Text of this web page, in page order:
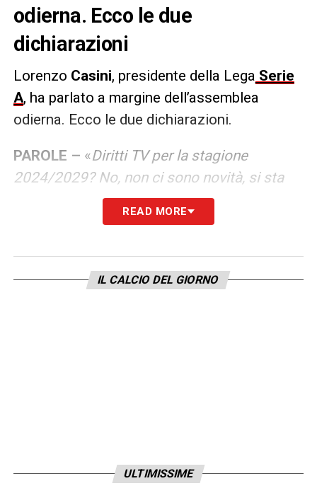
odierna. Ecco le due
dichiarazioni
Lorenzo Casini, presidente della Lega Serie
A, ha parlato a margine dell’assemblea
odierna. Ecco le due dichiarazioni.
PAROLE – «Diritti TV per la stagione
2024/2029? No, non ci sono novità, si sta
proseguendo con le trattative private. Sono
arrivate le prime offerte, le squadre stanno
l’avvio di alcune importanti trattative per i
READ MORE
IL CALCIO DEL GIORNO
ULTIMISSIME